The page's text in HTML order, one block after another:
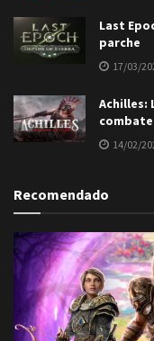
Last
parche
17/03/
Achilles:
combate
14/02/
Recomendado